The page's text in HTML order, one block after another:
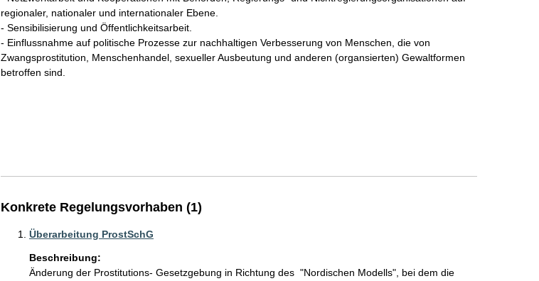
regionaler, nationaler und internationaler Ebene.
- Sensibilisierung und Öffentlichkeitsarbeit.
- Einflussnahme auf politische Prozesse zur nachhaltigen Verbesserung von Menschen, die von
Zwangsprostitution, Menschenhandel, sexueller Ausbeutung und anderen (organsierten) Gewaltformen
betroffen sind.
Konkrete Regelungsvorhaben (1)
Überarbeitung ProstSchG
Beschreibung:
Änderung der Prostitutions- Gesetzgebung in Richtung des  "Nordischen Modells", bei dem die